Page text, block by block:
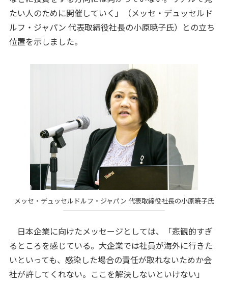
たい人のために開催していく」（メッセ・デュッセルド
ルフ・ジャパン 代表取締役社長の小原暁子氏）との立ち
位置を示しました。
メッセ・デュッセルドルフ・ジャパン 代表取締役社長の小原暁子氏
日本企業に向けたメッセージとしては、「悲観的すぎ
るところを感じている。大企業では社員が海外に行きた
いといっても、感染した場合の責任が取れないためか会
社が許してくれない。ここを解決しないといけない」